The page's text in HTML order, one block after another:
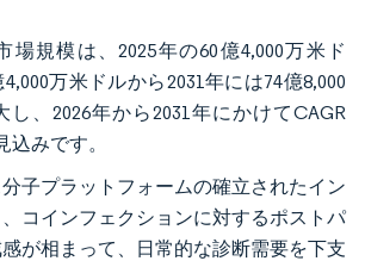
場規模は、2025年の60億4,000万米ド
万米ドルから2031年には74億8,000
、2026年から2031年にかけてCAGR
込みです。
子プラットフォームの確立されたイン
コインフェクションに対するポストパ
が相まって、日常的な診断需要を下支